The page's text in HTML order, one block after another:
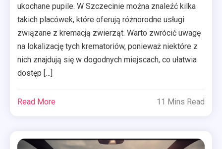
ukochane pupile. W Szczecinie można znaleźć kilka
takich placówek, które oferują różnorodne usługi
związane z kremacją zwierząt. Warto zwrócić uwagę
na lokalizację tych krematoriów, ponieważ niektóre z
nich znajdują się w dogodnych miejscach, co ułatwia
dostęp […]
Read More 11 Mins Read